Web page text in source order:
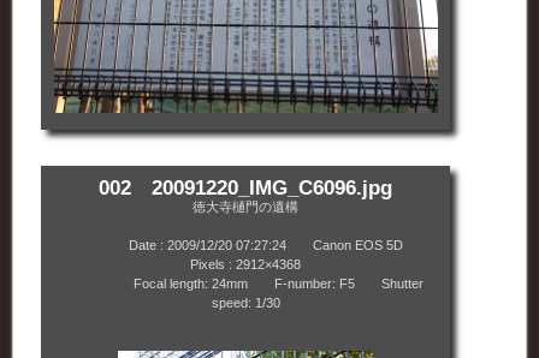
002 20091220_IMG_C6096.jpg
徳大寺樋門の遺構
Date : 2009/12/20 07:27:24 Canon EOS 5D
Pixels : 2912×4368
Focal length: 24mm F-number: F5 Shutter
speed: 1/30